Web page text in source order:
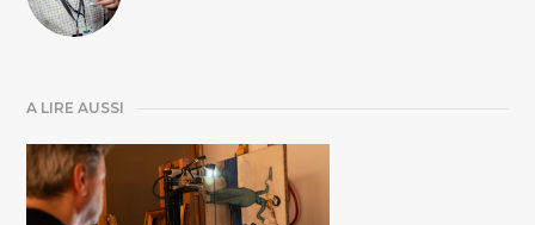
A LIRE AUSSI